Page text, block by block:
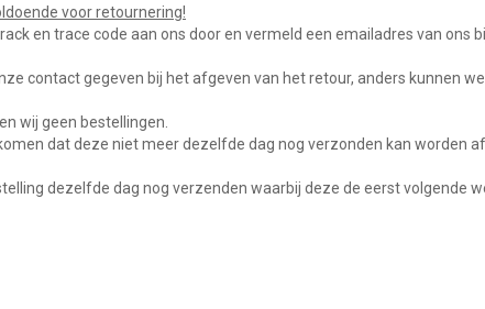
voor retournering!
en trace code aan ons door en vermeld een emailadres van ons
contact gegeven bij het afgeven van het retour, anders kunnen
wij geen bestellingen.
dat deze niet meer dezelfde dag nog verzonden kan worden
dezelfde dag nog verzenden waarbij deze de eerst volgende